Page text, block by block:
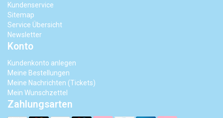
Kundenservice
Sitemap
Service Übersicht
Newsletter
Konto
Kundenkonto anlegen
Meine Bestellungen
Meine Nachrichten (Tickets)
Mein Wunschzettel
Zahlungsarten